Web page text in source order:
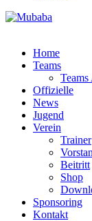
Home
Teams
Offizielle
News
Jugend
Verein
Trainer
Beitritt
Shop
Sponsoring
Kontakt